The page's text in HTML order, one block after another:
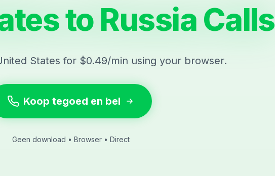
to Russia Calls
States for $0.49/min using your browser.
Koop tegoed en bel
Geen download • Browser • Direct